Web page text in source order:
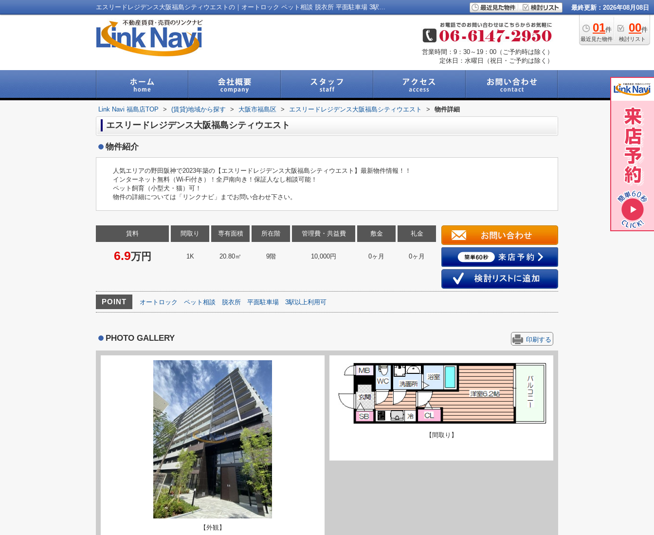
エスリードレジデンス大阪福島シティウエストの｜オートロック ペット相談 脱衣所 平面駐車場 3駅以上利用可｜福島区の不動産｜Link Navi 福島店 最終更新：2026年08月08日
01件
最近見た物件
00件
検討リスト
営業時間：9：30～19：00（ご予約時は除く）
定休日：水曜日（祝日・ご予約は除く）
Link Navi 福島店TOP > (賃貸)地域から探す > 大阪市福島区 > エスリードレジデンス大阪福島シティウエスト > 物件詳細
エスリードレジデンス大阪福島シティウエスト
物件紹介
人気エリアの野田阪神で2023年築の【エスリードレジデンス大阪福島シティウエスト】最新物件情報！！
インターネット無料（Wi-Fi付き）！全戸南向き！保証人なし相談可能！
ペット飼育（小型犬・猫）可！
物件の詳細については「リンクナビ」までお問い合わせ下さい。
賃料
6.9万円
間取り
1K
専有面積
20.80㎡
所在階
9階
管理費・共益費
10,000円
敷金
0ヶ月
礼金
0ヶ月
POINT オートロック ペット相談 脱衣所 平面駐車場 3駅以上利用可
PHOTO GALLERY 印刷する
【外観】
【間取り】